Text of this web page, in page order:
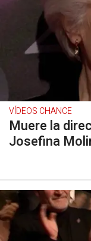
VÍDEOS CHANCE
Muere la
Josefina